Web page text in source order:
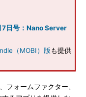
日号：Nano Server
（MOBI）版も提供
フォームファクター、